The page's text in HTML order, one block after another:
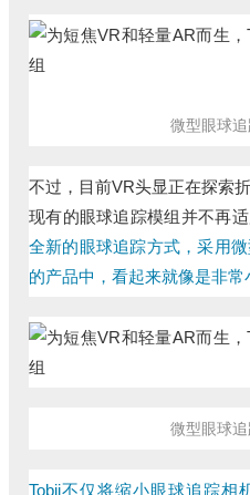
微型眼球
不过，目前VR头显正在探索
现有的眼球追踪模组并不再
全新的眼球追踪方式，采用
的产品中，看起来就像是非常
微型眼球
Tobii不仅将缩小眼球追踪相